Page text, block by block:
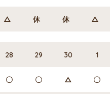
△ 休 休 △
28 29 30 1
〇 〇 △ 〇